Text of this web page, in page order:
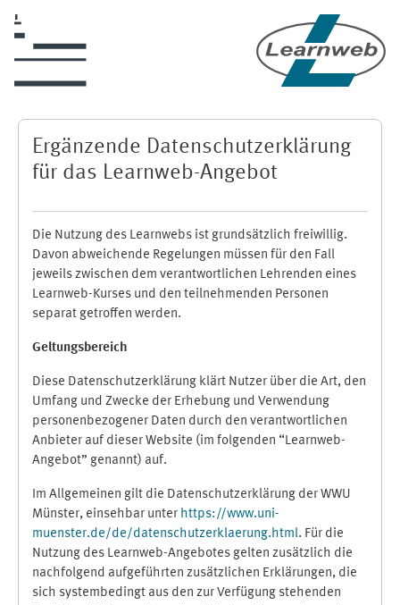
Ergänzende Datenschutzerklärung
für das Learnweb-Angebot
Die Nutzung des Learnwebs ist grundsätzlich freiwillig.
Davon abweichende Regelungen müssen für den Fall
jeweils zwischen dem verantwortlichen Lehrenden eines
Learnweb-Kurses und den teilnehmenden Personen
separat getroffen werden.
Geltungsbereich
Diese Datenschutzerklärung klärt Nutzer über die Art, den
Umfang und Zwecke der Erhebung und Verwendung
personenbezogener Daten durch den verantwortlichen
Anbieter auf dieser Website (im folgenden “Learnweb-
Angebot” genannt) auf.
Im Allgemeinen gilt die Datenschutzerklärung der WWU
Münster, einsehbar unter https://www.uni-
muenster.de/de/datenschutzerklaerung.html. Für die
Nutzung des Learnweb-Angebotes gelten zusätzlich die
nachfolgend aufgeführten zusätzlichen Erklärungen, die
sich systembedingt aus den zur Verfügung stehenden